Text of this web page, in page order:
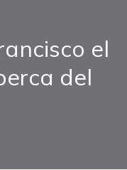
el
del